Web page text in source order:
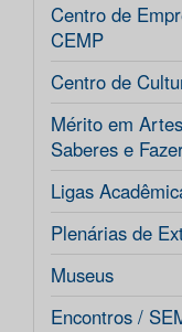
Centro de
CEMP
Centro de
Mérito em
Saberes e
Ligas
Plenárias de
Museus
Encontros /